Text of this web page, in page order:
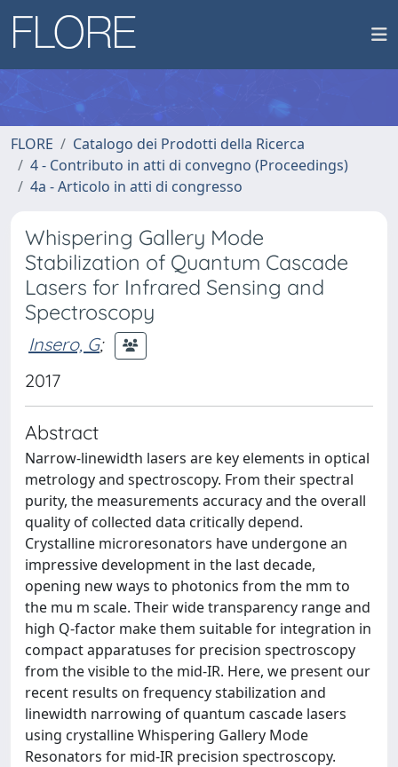
FLORE
Catalogo dei Prodotti della Ricerca
4 - Contributo in atti di convegno (Proceedings)
4a - Articolo in atti di congresso
Whispering Gallery Mode
Stabilization of Quantum Cascade
Lasers for Infrared Sensing and
Spectroscopy
Insero, G;
2017
Abstract
Narrow-linewidth lasers are key elements in optical
metrology and spectroscopy. From their spectral
purity, the measurements accuracy and the overall
quality of collected data critically depend.
Crystalline microresonators have undergone an
impressive development in the last decade,
opening new ways to photonics from the mm to
the mu m scale. Their wide transparency range and
high Q-factor make them suitable for integration in
compact apparatuses for precision spectroscopy
from the visible to the mid-IR. Here, we present our
recent results on frequency stabilization and
linewidth narrowing of quantum cascade lasers
using crystalline Whispering Gallery Mode
Resonators for mid-IR precision spectroscopy.